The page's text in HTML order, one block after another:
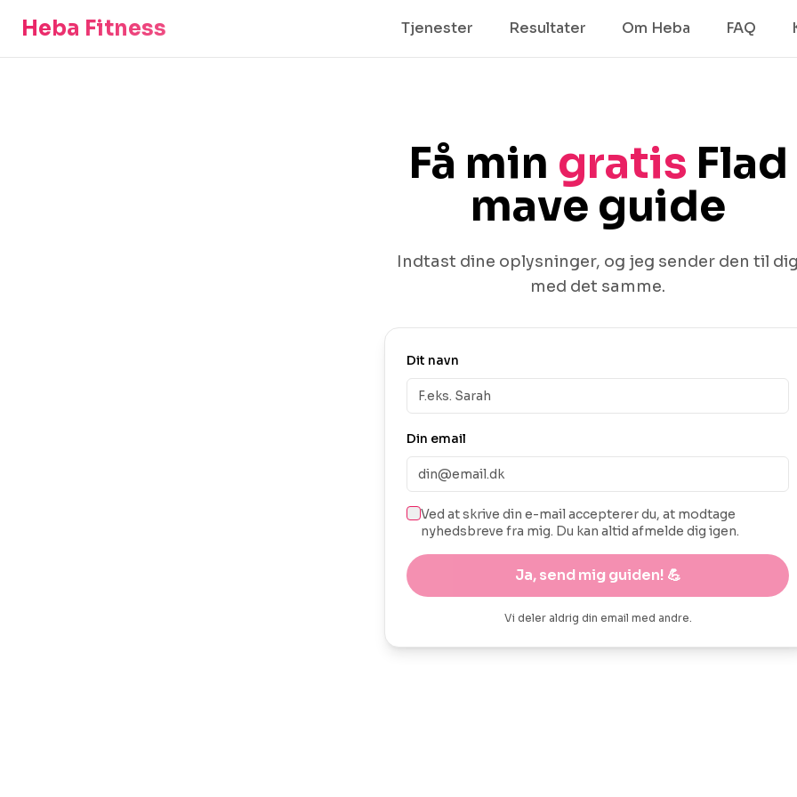
Heba Fitness Tjenester Resultater Om Heba FAQ
Få min gratis Flad
mave guide
Indtast dine oplysninger, og jeg sender den til dig
med det samme.
Dit navn
Din email
Ved at skrive din e-mail accepterer du, at modtage
nyhedsbreve fra mig. Du kan altid afmelde dig igen.
Ja, send mig guiden! 💪
Vi deler aldrig din email med andre.